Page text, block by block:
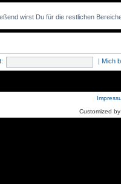
wirst Du für die restlichen
Mich
Customized by